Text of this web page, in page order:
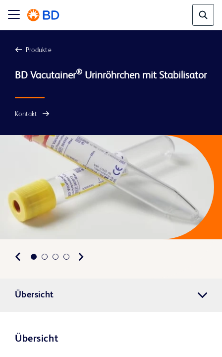
Produkte
BD Vacutainer® Urinröhrchen mit Stabilisator
Kontakt
Übersicht
Übersicht